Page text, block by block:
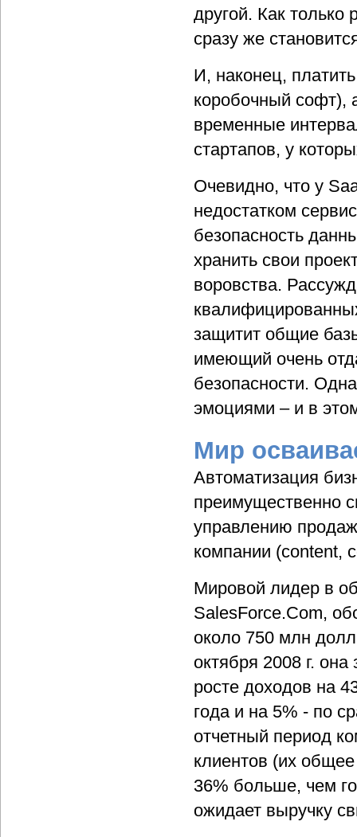
другой. Как только
сразу же
И, наконец,
коробочный софт),
временные
стартапов, у
Очевидно, что у
недостатком
безопасность
хранить свои
воровства.
защитит общие
имеющий очень
безопасности.
эмоциями – и в
Мир
Автоматизация
преимущественно
управлению
компании (content,
Мировой лидер в
SalesForce.Com,
около 750 млн
октября 2008 г.
росте доходов на
года и на 5% - по
отчетный период
клиентов (их
36% больше, чем
ожидает выручку